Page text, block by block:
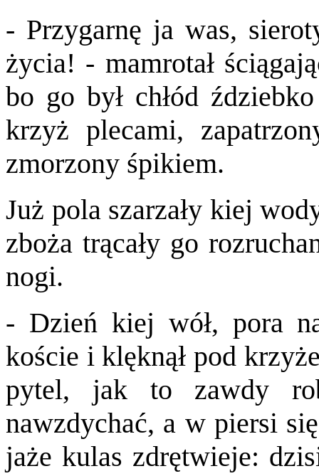
- Przygarnę ja was,
życia! - mamrotał
bo go był chłód
krzyż plecami,
zmorzony śpikiem.
Już pola szarzały kiej
zboża trącały go
nogi.
- Dzień kiej wół, pora
koście i klęknął pod
pytel, jak to zawdy
nawzdychać, a w piersi
jaże kulas zdrętwieje: